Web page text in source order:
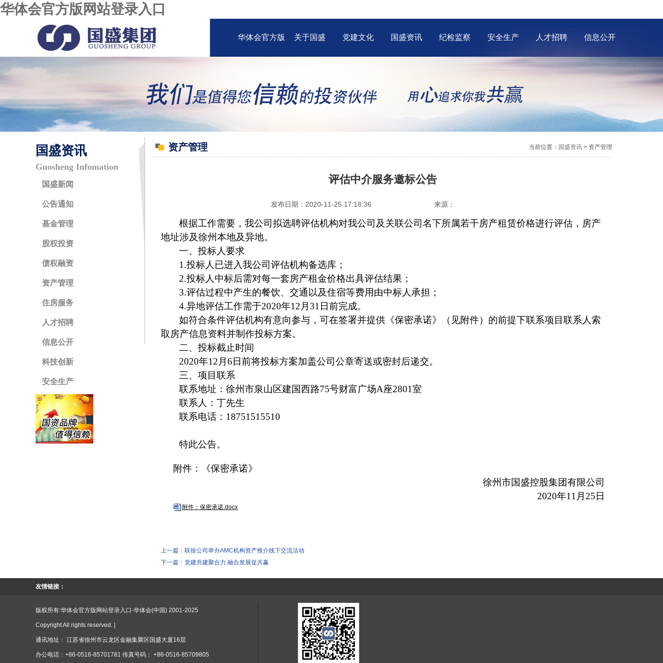
华体会官方版网站登录入口
华体会官方版 关于国盛 党建文化 国盛资讯 纪检监察 安全生产 人才招聘 信息公开
国盛资讯
Guosheng Infomation
国盛新闻
公告通知
基金管理
股权投资
债权融资
资产管理
住房服务
人才招聘
信息公开
科技创新
安全生产
资产管理 当前位置： 国盛资讯 > 资产管理
评估中介服务邀标公告
发布日期：2020-11-25 17:18:36 来源：
根据工作需要，我公司拟选聘评估机构对我公司及关联公司名下所属若干房产租赁价格进行评估，房产
地址涉及徐州本地及异地。
一、 投标人要求
1.投标人已进入我公司评估机构备选库；
2.投标人中标后需对每一套房产租金价格出具评估结果 ；
3.评估过程中产生的餐饮、交通以及住宿等费用由中标人承担 ；
4.异地评估工作需于2020年12月31日前完成。
如符合条件评估机构有意向参与，可在签署并提供 《保密承诺》（ 见附件）的前提下联系项目联系人索
取房产信息资料并制作投标方案。
二、 投标截止时间
2020年12月6日前将投标方案加盖公司公章寄送或密封后递交。
三、 项目联系
联系地址：徐州市泉山区建国西路75号财富广场A座2801室
联系人：丁先生
联系电话： 18751515510
特此公告。
附件：《保密承诺》
徐州市国盛控股集团有限公司
2020年11 月 25 日
附件：保密承诺.docx
上一篇： 联徐公司举办AMC机构资产推介线下交流活动
下一篇： 党建共建聚合力 融合发展促共赢
友情链接：
版权所有:华体会官方版网站登录入口-华体会(中国) 2001-2025
Copyright All rights reserved. |
通讯地址： 江苏省徐州市云龙区金融集聚区国盛大厦16层
办公电话：+86-0516-85701781 传真号码： +86-0516-85709805